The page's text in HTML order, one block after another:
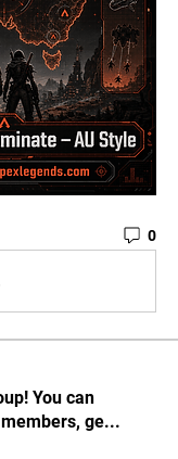
0
You can
ge...